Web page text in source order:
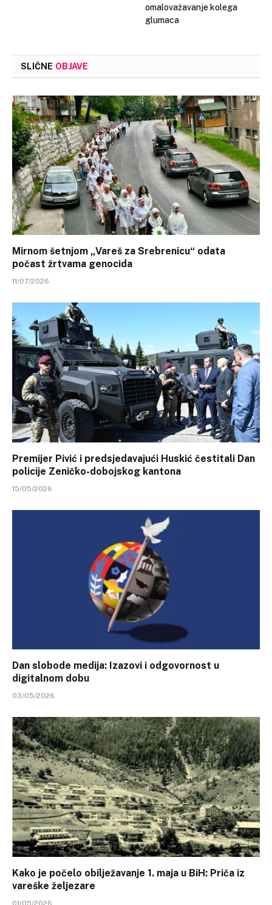
omalovažavanje kolega
glumaca
SLIČNE OBJAVE
Mirnom šetnjom „Vareš za Srebrenicu“ odata
počast žrtvama genocida
11/07/2026
Premijer Pivić i predsjedavajući Huskić čestitali Dan
policije Zeničko-dobojskog kantona
15/05/2026
Dan slobode medija: Izazovi i odgovornost u
digitalnom dobu
03/05/2026
Kako je počelo obilježavanje 1. maja u BiH: Priča iz
vareške željezare
01/05/2026